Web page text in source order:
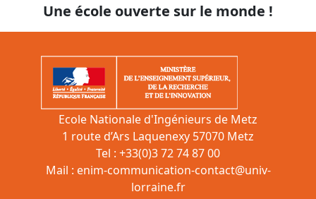
Une école ouverte sur le monde !
Ecole Nationale d'Ingénieurs de Metz
1 route d’Ars Laquenexy 57070 Metz
Tel : +33(0)3 72 74 87 00
Mail : enim-communication-contact@univ-
lorraine.fr